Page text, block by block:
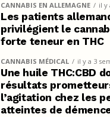
CANNABIS EN ALLEMAGNE il y
Les patients
privilégient le
forte teneur en THC
CANNABIS MÉDICAL il y a 3
Une huile THC:CBD
résultats
l’agitation chez les
atteintes de